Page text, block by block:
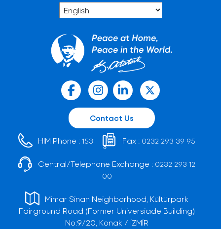
Contact Us
HIM Phone : 153 Fax : 0232 293 39 95
Central/Telephone Exchange : 0232 293 12
00
Mimar Sinan Neighborhood, Kültürpark
Fairground Road (Former Universiade Building)
No:9/20, Konak / İZMİR